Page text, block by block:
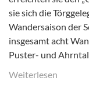
sie sich die
Wandersaison der
insgesamt acht
Puster- und
Weiterlesen